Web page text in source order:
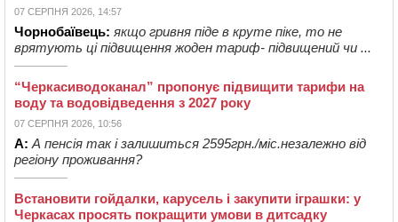
07 СЕРПНЯ 2026, 14:57
Чорнобаївець: якщо гривня піде в круте піке, то не
врятують ці підвищення жоден тариф- підвищений чи ...
“Черкасиводоканал” пропонує підвищити тарифи на
воду та водовідведення з 2027 року
07 СЕРПНЯ 2026, 10:56
А: А пенсія так і залишиться 2595грн./міс.незалежно від
регіону проживання?
Встановити гойдалки, карусель і закупити іграшки: у
Черкасах просять покращити умови в дитсадку